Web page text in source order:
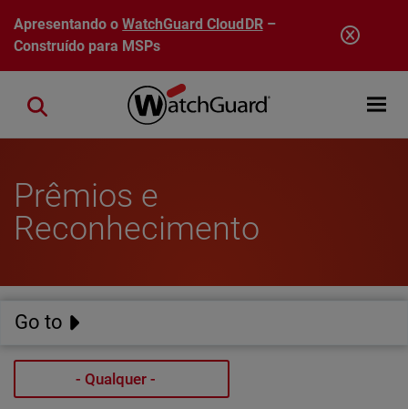
Pular para o conteúdo principal
Apresentando oWatchGuard CloudDR–
Construído para MSPs
Open
Close search
Prêmios e
Reconhecimento
Go to